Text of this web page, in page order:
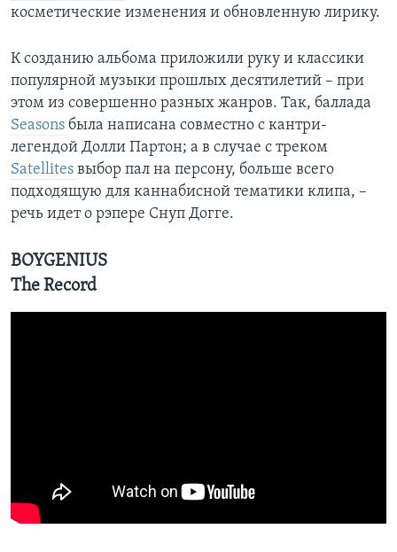
косметические изменения и обновленную лирику.
К созданию альбома приложили руку и классики
популярной музыки прошлых десятилетий – при
этом из совершенно разных жанров. Так, баллада
Seasons была написана совместно с кантри-
легендой Долли Партон; а в случае с треком
Satellites выбор пал на персону, больше всего
подходящую для каннабисной тематики клипа, –
речь идет о рэпере Снуп Догге.
BOYGENIUS
The Record